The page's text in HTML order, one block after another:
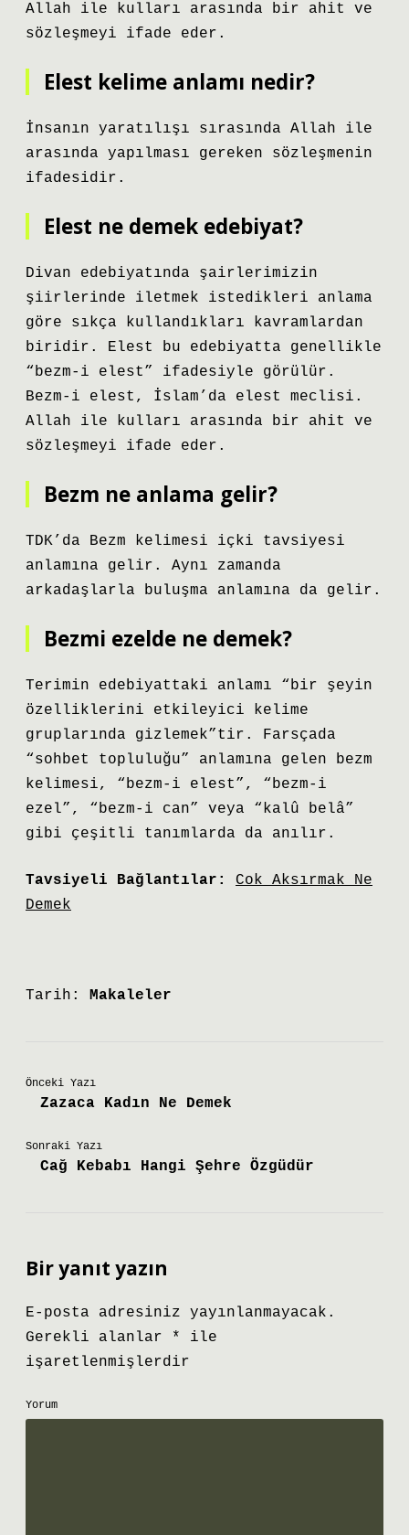
Allah ile kulları arasında bir ahit ve
sözleşmeyi ifade eder.
Elest kelime anlamı nedir?
İnsanın yaratılışı sırasında Allah ile
arasında yapılması gereken sözleşmenin
ifadesidir.
Elest ne demek edebiyat?
Divan edebiyatında şairlerimizin
şiirlerinde iletmek istedikleri anlama
göre sıkça kullandıkları kavramlardan
biridir. Elest bu edebiyatta genellikle
“bezm-i elest” ifadesiyle görülür.
Bezm-i elest, İslam’da elest meclisi.
Allah ile kulları arasında bir ahit ve
sözleşmeyi ifade eder.
Bezm ne anlama gelir?
TDK’da Bezm kelimesi içki tavsiyesi
anlamına gelir. Aynı zamanda
arkadaşlarla buluşma anlamına da gelir.
Bezmi ezelde ne demek?
Terimin edebiyattaki anlamı “bir şeyin
özelliklerini etkileyici kelime
gruplarında gizlemek”tir. Farsçada
“sohbet topluluğu” anlamına gelen bezm
kelimesi, “bezm-i elest”, “bezm-i
ezel”, “bezm-i can” veya “kalû belâ”
gibi çeşitli tanımlarda da anılır.
Tavsiyeli Bağlantılar:
Cok Aksırmak Ne
Demek
Tarih: Makaleler
Önceki Yazı
Zazaca Kadın Ne Demek
Sonraki Yazı
Cağ Kebabı Hangi Şehre Özgüdür
Bir yanıt yazın
E-posta adresiniz yayınlanmayacak.
Gerekli alanlar
*
ile
işaretlenmişlerdir
Yorum